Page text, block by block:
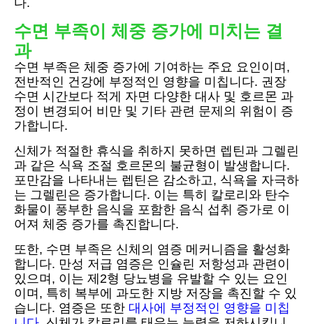
다.
수면 부족이 체중 증가에 미치는 결
과
수면 부족은 체중 증가에 기여하는 주요 요인이며,
전반적인 건강에 부정적인 영향을 미칩니다. 권장
수면 시간보다 적게 자면 다양한 대사 및 호르몬 과
정이 변경되어 비만 및 기타 관련 문제의 위험이 증
가합니다.
신체가 적절한 휴식을 취하지 못하면 렙틴과 그렐린
과 같은 식욕 조절 호르몬의 불균형이 발생합니다.
포만감을 나타내는 렙틴은 감소하고, 식욕을 자극하
는 그렐린은 증가합니다. 이는 특히 칼로리와 탄수
화물이 풍부한 음식을 포함한 음식 섭취 증가로 이
어져 체중 증가를 촉진합니다.
또한, 수면 부족은 신체의 염증 메커니즘을 활성화
합니다. 만성 저급 염증은 인슐린 저항성과 관련이
있으며, 이는 제2형 당뇨병을 유발할 수 있는 요인
이며, 특히 복부에 과도한 지방 저장을 촉진할 수 있
습니다. 염증은 또한 대사에 부정적인 영향을 미칩